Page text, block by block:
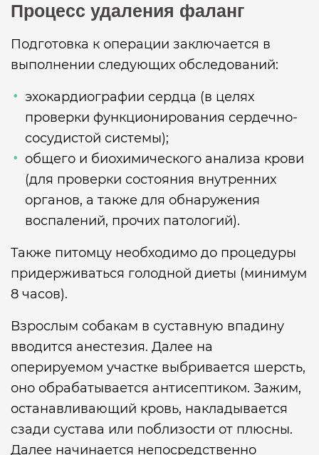
Процесс удаления фаланг
Подготовка к операции заключается в
выполнении следующих обследований:
эхокардиографии сердца (в целях
проверки функционирования сердечно-
сосудистой системы);
общего и биохимического анализа крови
(для проверки состояния внутренних
органов, а также для обнаружения
воспалений, прочих патологий).
Также питомцу необходимо до процедуры
придерживаться голодной диеты (минимум
8 часов).
Взрослым собакам в суставную впадину
вводится анестезия. Далее на
оперируемом участке выбривается шерсть,
оно обрабатывается антисептиком. Зажим,
останавливающий кровь, накладывается
сзади сустава или поблизости от плюсны.
Далее начинается непосредственно